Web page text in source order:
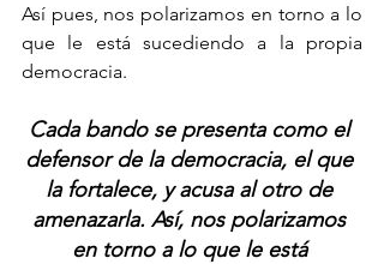
Así pues, nos polarizamos en torno a lo
que le está sucediendo a la propia
democracia.
Cada bando se presenta como el
defensor de la democracia, el que
la fortalece, y acusa al otro de
amenazarla. Así, nos polarizamos
en torno a lo que le está